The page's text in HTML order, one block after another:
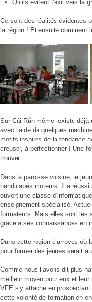
Qu’ils évitent l’exil vers la
Ce sont des réalités évidentes
la région ! Et ensuite comment
Sur Cái Rắn même, existe déjà
avec l’aide de quelques
motifs inspirés de la tendance
creuser, à perfectionner ! Une
trouver.
Dans la paroisse voisine, le
handicapés moteurs. Il a
ouvert une classe
enseignement spécialisé.
formateurs. Mais elles sont les
grâce à ses connaissances en
Dans cette région d’arroyos
pour former des jeunes serait
Comme nous l’avons dit plus
meilleur moyen pour eux et leur
VFE s’y attache en
cette volonté de formation en